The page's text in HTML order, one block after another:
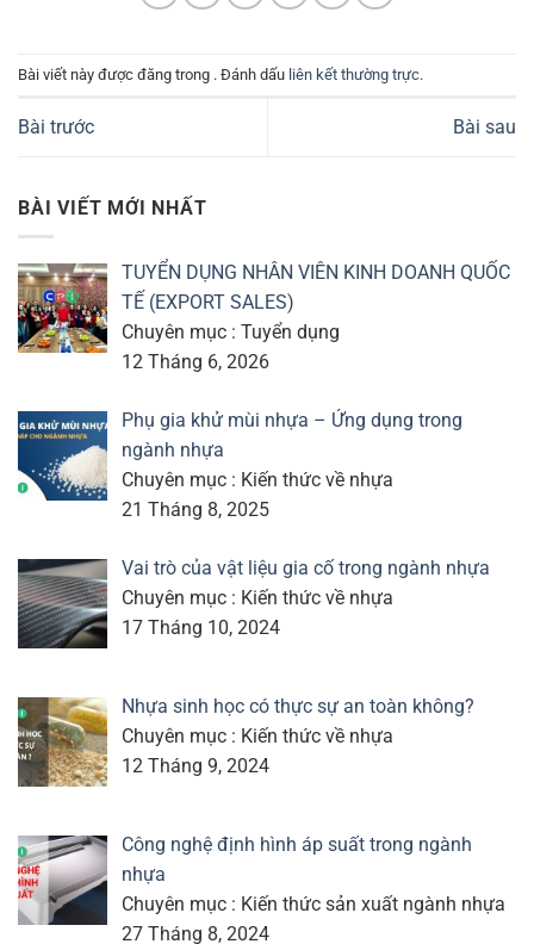
Bài viết này được đăng trong . Đánh dấu liên kết thường trực.
Bài trước Bài sau
BÀI VIẾT MỚI NHẤT
TUYỂN DỤNG NHÂN VIÊN KINH DOANH QUỐC
TẾ (EXPORT SALES)
Chuyên mục : Tuyển dụng
12 Tháng 6, 2026
Phụ gia khử mùi nhựa – Ứng dụng trong
ngành nhựa
Chuyên mục : Kiến thức về nhựa
21 Tháng 8, 2025
Vai trò của vật liệu gia cố trong ngành nhựa
Chuyên mục : Kiến thức về nhựa
17 Tháng 10, 2024
Nhựa sinh học có thực sự an toàn không?
Chuyên mục : Kiến thức về nhựa
12 Tháng 9, 2024
Công nghệ định hình áp suất trong ngành
nhựa
Chuyên mục : Kiến thức sản xuất ngành nhựa
27 Tháng 8, 2024